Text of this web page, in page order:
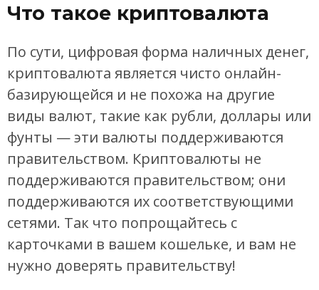
Что такое криптовалюта
По сути, цифровая форма наличных денег,
криптовалюта является чисто онлайн-
базирующейся и не похожа на другие
виды валют, такие как рубли, доллары или
фунты — эти валюты поддерживаются
правительством. Криптовалюты не
поддерживаются правительством; они
поддерживаются их соответствующими
сетями. Так что попрощайтесь с
карточками в вашем кошельке, и вам не
нужно доверять правительству!